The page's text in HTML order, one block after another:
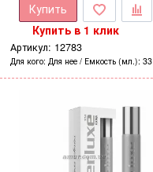
Купить
Купить в 1 клик
Артикул: 12783
Для кого Для нее Емкость (мл.) 33